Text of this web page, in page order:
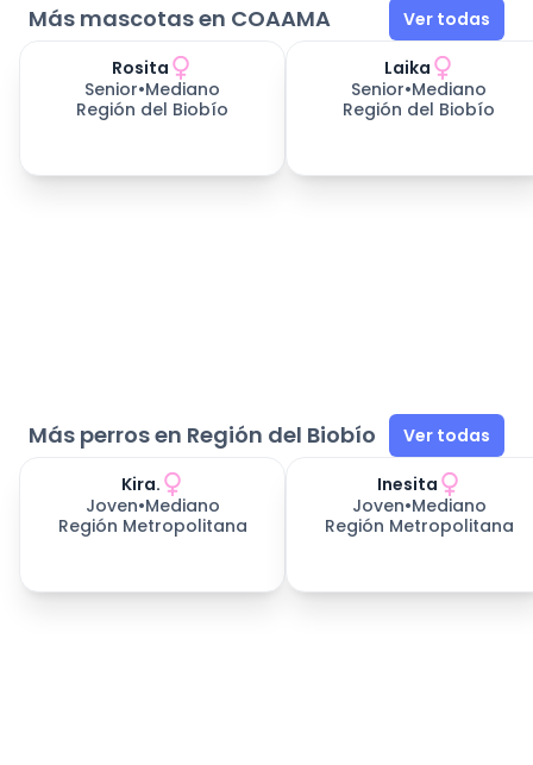
Más mascotas en COAAMA Ver todas
días esperando
Rosita
Senior•Mediano
Región del Biobío
días esperando
Laika
Senior•Mediano
Región del Biobío
Más perros en Región del Biobío Ver todas
Kira.
Joven•Mediano
Región Metropolitana
Inesita
Joven•Mediano
Región Metropolitana